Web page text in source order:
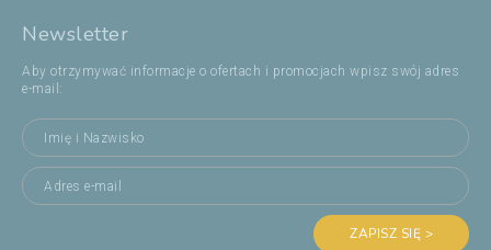
Newsletter
Aby otrzymywać informacje o ofertach i promocjach wpisz swój adres
e-mail:
ZAPISZ SIĘ >